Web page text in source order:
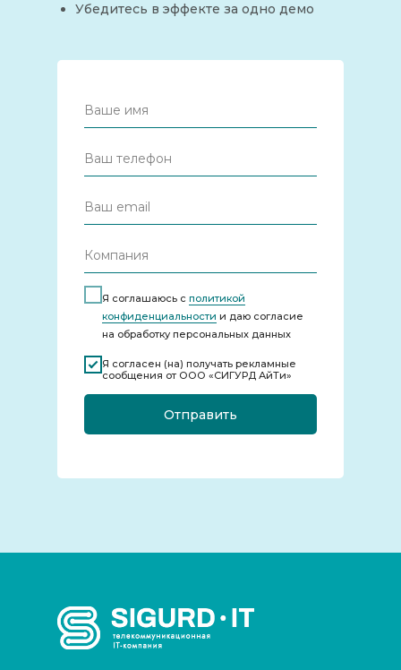
Убедитесь в эффекте за одно демо
Я соглашаюсь с политикой
конфиденциальности и даю согласие
на обработку персональных данных
Я согласен (на) получать рекламные
сообщения от ООО «СИГУРД АйТи»
Отправить